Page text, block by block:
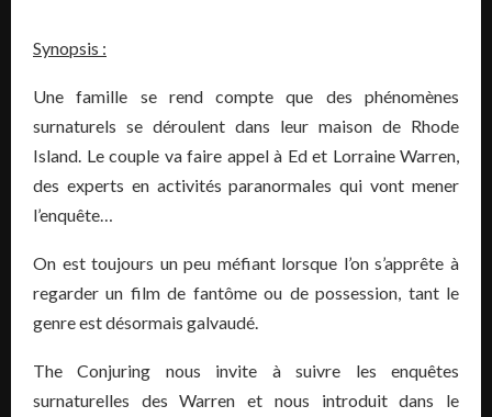
Synopsis :
Une famille se rend compte que des phénomènes
surnaturels se déroulent dans leur maison de Rhode
Island. Le couple va faire appel à Ed et Lorraine Warren,
des experts en activités paranormales qui vont mener
l’enquête…
On est toujours un peu méfiant lorsque l’on s’apprête à
regarder un film de fantôme ou de possession, tant le
genre est désormais galvaudé.
The Conjuring nous invite à suivre les enquêtes
surnaturelles des Warren et nous introduit dans le